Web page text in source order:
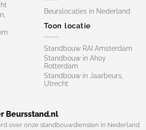
Beurslocaties in Nederland
Toon locatie
Standbouw RAI Amsterdam
Standbouw in Ahoy
Rotterdam
Standbouw in Jaarbeurs,
Utrecht
Beursstand.nl
over onze standbouwdiensten in Nederland